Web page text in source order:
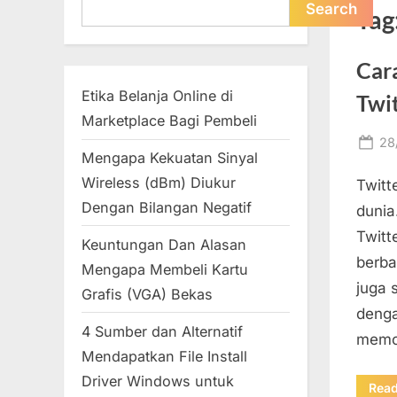
juga
Search
Etika Belanja Online di
Marketplace Bagi Pembeli
Mengapa Kekuatan Sinyal
Wireless (dBm) Diukur
Dengan Bilangan Negatif
Keuntungan Dan Alasan
Mengapa Membeli Kartu
Grafis (VGA) Bekas
4 Sumber dan Alternatif
Mendapatkan File Install
Driver Windows untuk